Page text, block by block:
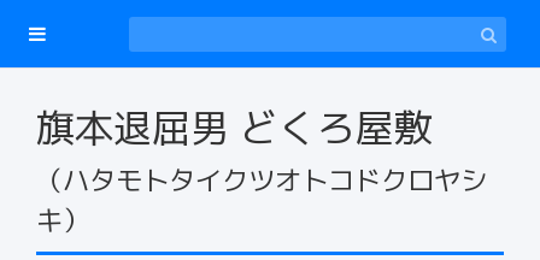
旗本退屈男 どくろ屋敷
（ハタモトタイクツオトコドクロヤシ
キ）